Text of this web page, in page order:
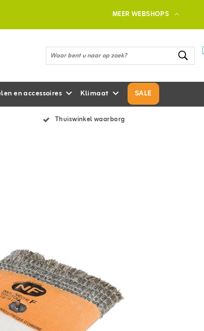
MEER WEBSHOPS
en accessoires Klimaat SALE
Thuiswinkel waarborg